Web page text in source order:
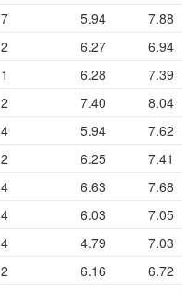
7 5.94 7.88
2 6.27 6.94
1 6.28 7.39
2 7.40 8.04
4 5.94 7.62
2 6.25 7.41
4 6.63 7.68
4 6.03 7.05
4 4.79 7.03
2 6.16 6.72